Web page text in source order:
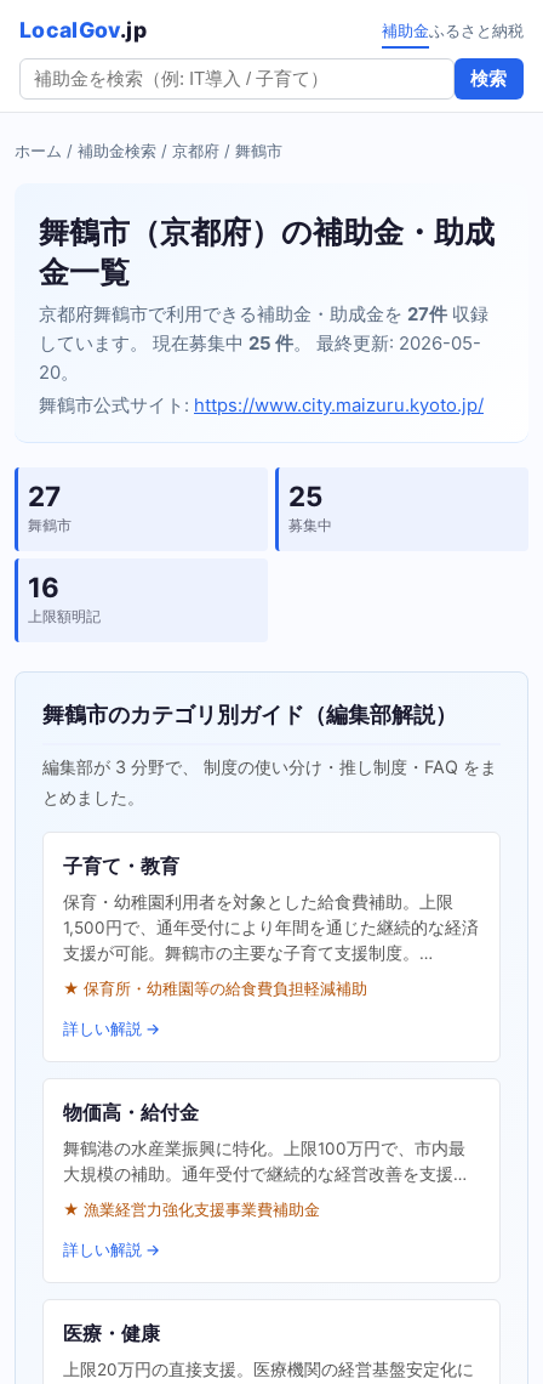
LocalGov.jp
検索
補助金ふるさと納税
ホーム / 補助金検索 / 京都府 / 舞鶴市
舞鶴市（京都府）の補助金・助成
金一覧
京都府舞鶴市で利用できる補助金・助成金を 27件 収録
しています。 現在募集中 25 件。 最終更新: 2026-05-
20。
舞鶴市公式サイト: https://www.city.maizuru.kyoto.jp/
27
舞鶴市
25
募集中
16
上限額明記
舞鶴市のカテゴリ別ガイド（編集部解説）
編集部が 3 分野で、 制度の使い分け・推し制度・FAQ をま
とめました。
子育て・教育
保育・幼稚園利用者を対象とした給食費補助。上限
1,500円で、通年受付により年間を通じた継続的な経済
支援が可能。舞鶴市の主要な子育て支援制度。…
★ 保育所・幼稚園等の給食費負担軽減補助
詳しい解説 →
物価高・給付金
舞鶴港の水産業振興に特化。上限100万円で、市内最
大規模の補助。通年受付で継続的な経営改善を支援…
★ 漁業経営力強化支援事業費補助金
詳しい解説 →
医療・健康
上限20万円の直接支援。医療機関の経営基盤安定化に